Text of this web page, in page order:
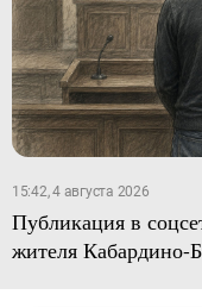
15:42, 4 августа 2026
Публикация в
жителя Кабардино-